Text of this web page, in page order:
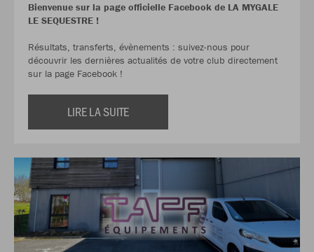
Bienvenue sur la page officielle Facebook de LA MYGALE
LE SEQUESTRE !
Résultats, transferts, évènements : suivez-nous pour
découvrir les dernières actualités de votre club directement
sur la page Facebook !
LIRE LA SUITE